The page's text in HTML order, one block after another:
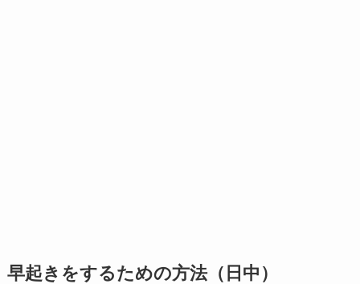
早起きをするための方法（日中）